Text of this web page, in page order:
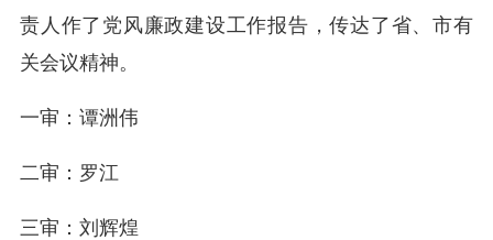
责人作了党风廉政建设工作报告，传达了省、市有
关会议精神。
一审：谭洲伟
二审：罗江
三审：刘辉煌